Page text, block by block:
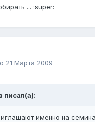
... :super:
21 Марта 2009
писал(а):
именно на